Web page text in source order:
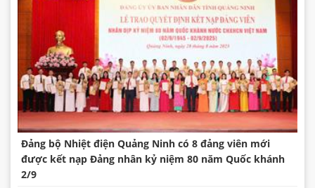
Đảng bộ Nhiệt điện Quảng Ninh có 8 đảng viên mới
được kết nạp Đảng nhân kỷ niệm 80 năm Quốc khánh
2/9